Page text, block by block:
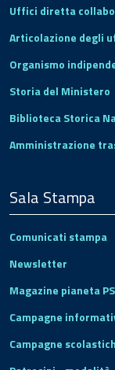
Uffici diretta
Articolazione degli
Organismo
Storia del Ministero
Biblioteca Storica
Amministrazione
Sala Stampa
Comunicati stampa
Newsletter
Magazine pianeta
Campagne
Campagne